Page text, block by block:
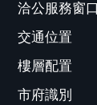
洽公服務窗口
交通位置
樓層配置
市府識別